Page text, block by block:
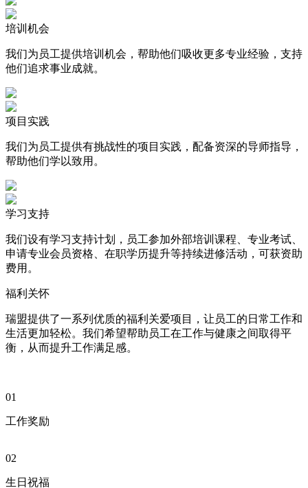
培训机会
我们为员工提供培训机会，帮助他们吸收更多专业经验，支持
他们追求事业成就。
项目实践
我们为员工提供有挑战性的项目实践，配备资深的导师指导，
帮助他们学以致用。
学习支持
我们设有学习支持计划，员工参加外部培训课程、专业考试、
申请专业会员资格、在职学历提升等持续进修活动，可获资助
费用。
福利关怀
瑞盟提供了一系列优质的福利关爱项目，让员工的日常工作和
生活更加轻松。我们希望帮助员工在工作与健康之间取得平
衡，从而提升工作满足感。
01
工作奖励
02
生日祝福